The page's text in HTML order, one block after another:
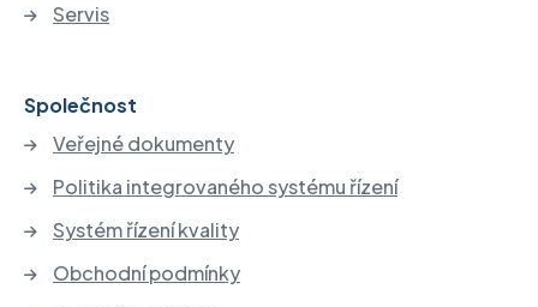
Servis
Společnost
Veřejné dokumenty
Politika integrovaného systému řízení
Systém řízení kvality
Obchodní podmínky